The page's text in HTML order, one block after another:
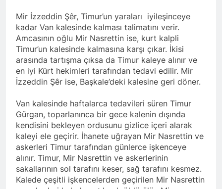
Mir İzzeddin Şêr, Timur’un yaraları iyileşinceye
kadar Van kalesinde kalması talimatını verir.
Amcasının oğlu Mir Nasrettin ise, kurt kalpli
Timur’un kalesinde kalmasına karşı çıkar. İkisi
arasında tartışma çıksa da Timur kaleye alınır ve
en iyi Kürt hekimleri tarafından tedavi edilir. Mir
İzzeddin Şêr ise, Başkale’deki kalesine geri döner.
Van kalesinde haftalarca tedavileri süren Timur
Gürgan, toparlanınca bir gece kalenin dışında
kendisini bekleyen ordusunu gizlice içeri alarak
kaleyi ele geçirir. İhanete uğrayan Mir Nasrettin ve
askerleri Timur tarafından günlerce işkenceye
alınır. Timur, Mir Nasrettin ve askerlerinin
sakallarının sol tarafını keser, sağ tarafını kesmez.
Kalede çeşitli işkencelerden geçirilen Mir Nasrettin